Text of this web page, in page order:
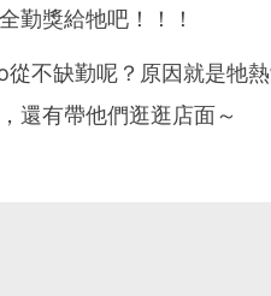
勤獎給牠吧！！！
不缺勤呢？原因就是牠
還有帶他們逛逛店面～